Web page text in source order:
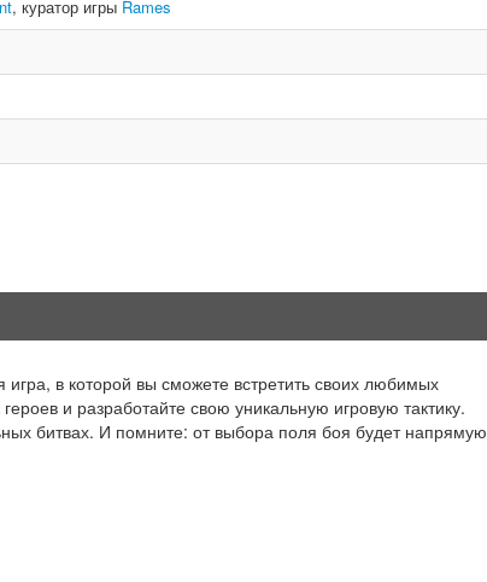
, куратор игры Rames
в которой вы сможете встретить своих любимых
и разработайте свою уникальную игровую тактику.
битвах. И помните: от выбора поля боя будет напрямую